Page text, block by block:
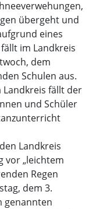
übergeht und
eines
im Landkreis
dem
Schulen aus.
Landkreis fällt der
und Schüler
Landkreis
vor „leichtem
Regen
dem 3.
genannten